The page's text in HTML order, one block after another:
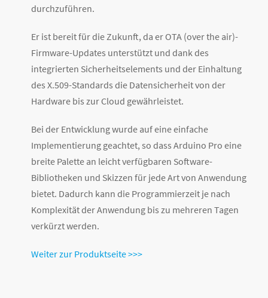
durchzuführen.
Er ist bereit für die Zukunft, da er OTA (over the air)-
Firmware-Updates unterstützt und dank des
integrierten Sicherheitselements und der Einhaltung
des X.509-Standards die Datensicherheit von der
Hardware bis zur Cloud gewährleistet.
Bei der Entwicklung wurde auf eine einfache
Implementierung geachtet, so dass Arduino Pro eine
breite Palette an leicht verfügbaren Software-
Bibliotheken und Skizzen für jede Art von Anwendung
bietet. Dadurch kann die Programmierzeit je nach
Komplexität der Anwendung bis zu mehreren Tagen
verkürzt werden.
Weiter zur Produktseite >>>